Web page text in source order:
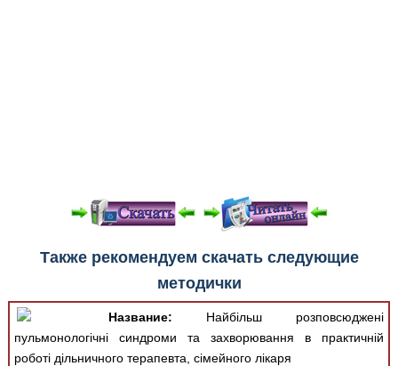
При просмотре в режиме "Читать онлайн" возможны
различные ошибки отображения документа в результате
отсутствия поддержки Вашим браузером шрифтов и
изменения размеров исходных шаблонов. При
скачивании документа данная ошибка устраняется Вашим
программным обеспечением автоматически.
Также рекомендуем скачать следующие
методички
Название: Найбільш розповсюджені
пульмонологічні синдроми та захворювання в практичній
роботі дільничного терапевта, сімейного лікаря